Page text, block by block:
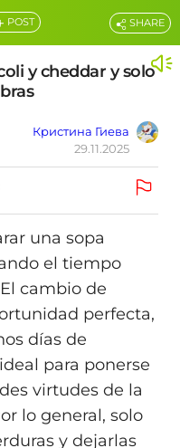
POST
y cheddar y solo
Кристина Гиева
29.11.2025
SHARE
una sopa
el tiempo
cambio de
perfecta,
días de
para ponerse
virtudes de la
lo general, solo
y dejarlas